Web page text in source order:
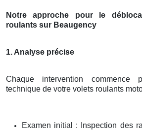
Notre approche pour le
roulants sur Beaugency
1. Analyse précise
Chaque intervention commence
technique de votre volets roulants
Examen initial : Inspection des